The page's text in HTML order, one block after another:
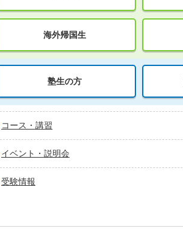
海外帰国生
塾生の方
コース・講習
イベント・説明会
受験情報